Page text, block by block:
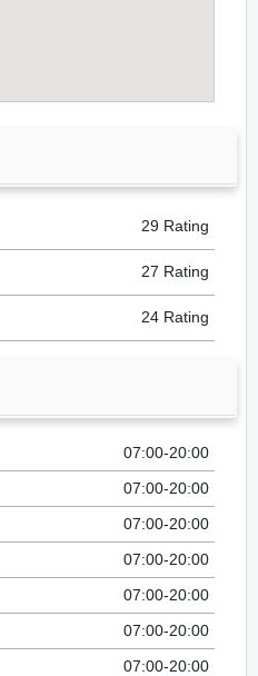
29 Rating
27 Rating
24 Rating
07:00-20:00
07:00-20:00
07:00-20:00
07:00-20:00
07:00-20:00
07:00-20:00
07:00-20:00